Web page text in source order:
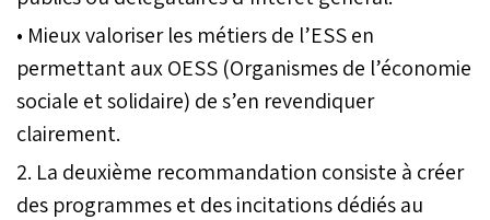
• Mieux valoriser les métiers de l’ESS en
permettant aux OESS (Organismes de l’économie
sociale et solidaire) de s’en revendiquer
clairement.
2. La deuxième recommandation consiste à créer
des programmes et des incitations dédiés au